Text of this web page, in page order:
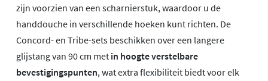
zijn voorzien van een scharnierstuk, waardoor u de
handdouche in verschillende hoeken kunt richten. De
Concord- en Tribe-sets beschikken over een langere
glijstang van 90 cm met in hoogte verstelbare
bevestigingspunten, wat extra flexibiliteit biedt voor elk